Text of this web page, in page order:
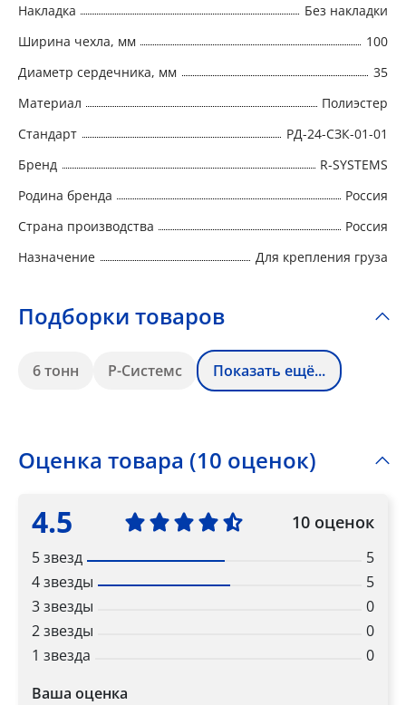
Накладка
Без накладки
Ширина чехла, мм
100
Диаметр сердечника, мм
35
Материал
Полиэстер
Стандарт
РД-24-СЗК-01-01
Бренд
R-SYSTEMS
Родина бренда
Россия
Страна производства
Россия
Назначение
Для крепления груза
Подборки товаров
6 тонн Р-Системс Показать ещё...
Оценка товара (10 оценок)
4.5 10 оценок
5 звезд
5
4 звезды
5
3 звезды
0
2 звезды
0
1 звезда
0
Ваша оценка